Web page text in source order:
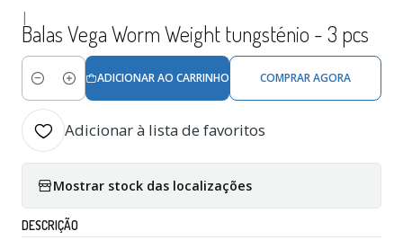
|
Balas Vega Worm Weight tungsténio - 3 pcs
Quantidade
ADICIONAR AO CARRINHO COMPRAR AGORA
Adicionar à lista de favoritos
Mostrar stock das localizações
DESCRIÇÃO